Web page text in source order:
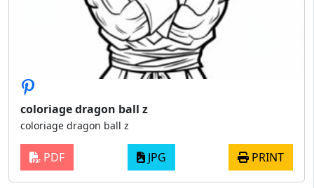
coloriage dragon ball z
coloriage dragon ball z
PDF JPG PRINT